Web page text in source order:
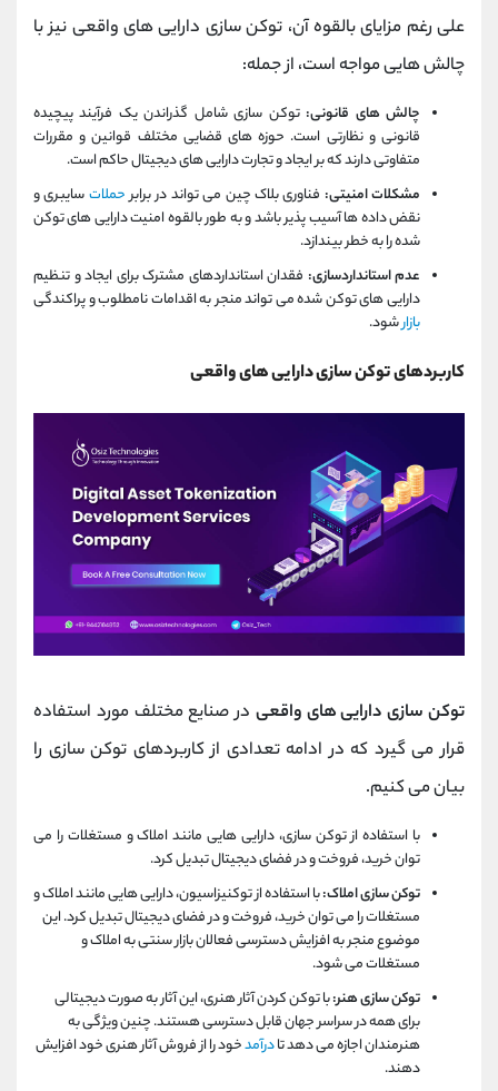
علی رغم مزایای بالقوه آن، توکن سازی دارایی های واقعی نیز با
چالش هایی مواجه است، از جمله:
چالش های قانونی: توکن سازی شامل گذراندن یک فرآیند پیچیده
قانونی و نظارتی است. حوزه های قضایی مختلف قوانین و مقررات
متفاوتی دارند که بر ایجاد و تجارت دارایی های دیجیتال حاکم است.
مشکلات امنیتی: فناوری بلاک چین می تواند در برابرحملاتسایبری و
نقض داده ها آسیب پذیر باشد و به طور بالقوه امنیت دارایی های توکن
شده را به خطر بیندازد.
عدم استانداردسازی: فقدان استانداردهای مشترک برای ایجاد و تنظیم
دارایی های توکن شده می تواند منجر به اقدامات نامطلوب و پراکندگی
بازارشود.
کاربردهای توکن سازی دارایی های واقعی
توکن سازی دارایی های واقعی در صنایع مختلف مورد استفاده
قرار می گیرد که در ادامه تعدادی از کاربردهای توکن سازی را
بیان می کنیم.
با استفاده از توکن سازی، دارایی هایی مانند املاک و مستغلات را می
توان خرید، فروخت و در فضای دیجیتال تبدیل کرد.
توکن سازی املاک:با استفاده از توکنیزاسیون، دارایی هایی مانند املاک و
مستغلات را می توان خرید، فروخت و در فضای دیجیتال تبدیل کرد. این
موضوع منجر به افزایش دسترسی فعالان بازار سنتی به املاک و
مستغلات می شود.
توکن سازی هنر:با توکن کردن آثار هنری، این آثار به صورت دیجیتالی
برای همه در سراسر جهان قابل دسترسی هستند. چنین ویژگی به
هنرمندان اجازه می دهد تادرآمدخود را از فروش آثار هنری خود افزایش
دهند.